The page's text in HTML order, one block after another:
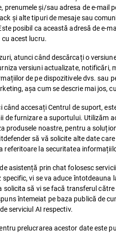
prenumele și/sau adresa de e-
și alte tipuri de mesaje sau
posibil ca această adresă de e-
acest lucru.
atunci când descărcați o
versiuni actualizate, notificări,
de pe dispozitivele dvs. sau
așa cum se descrie mai jos,
accesați Centrul de suport,
de furnizare a suportului. Utilizăm
produsele noastre, pentru a
să vă solicite alte date
referitoare la securitatea
asistență prin chat folosesc
specific, vi se va aduce
solicita să vi se facă transferul
întemeiat pe baza publică de
serviciul AI respectiv.
prelucrarea acestor date este